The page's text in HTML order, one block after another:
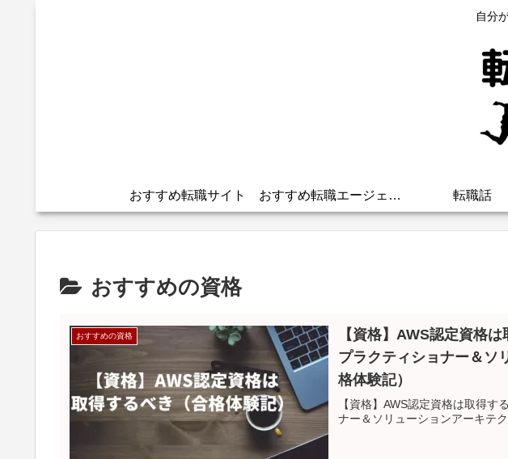
自分
おすすめ転職サイト おすすめ転職エージェント 転職話
おすすめの資格
おすすめの資格
【資格】AWS認定資格
プラクティショナー＆ソ
格体験記）
【資格】AWS認定資格は取得す
ナー＆ソリューションアーキテク